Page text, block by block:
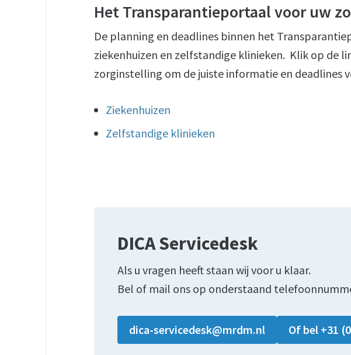
Het Transparantieportaal voor uw
De planning en deadlines binnen het
ziekenhuizen en zelfstandige klinieken. Klik op de
zorginstelling om de juiste informatie en deadlines
Ziekenhuizen
Zelfstandige klinieken
DICA Servicedesk
Als u vragen heeft staan wij voor u klaar.
Bel of mail ons op onderstaand
dica-servicedesk@mrdm.nl Of bel +31